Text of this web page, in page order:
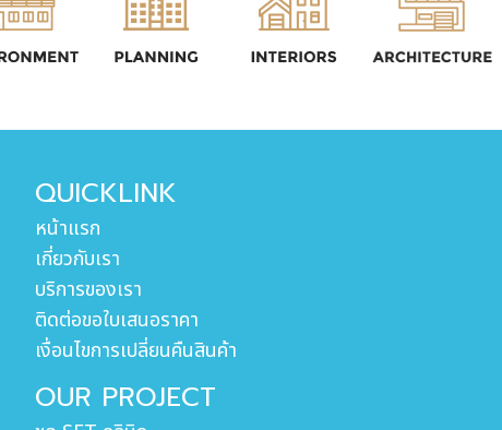
QUICKLINK
หน้าแรก
เกี่ยวกับเรา
บริการของเรา
ติดต่อขอใบเสนอราคา
เงื่อนไขการเปลี่ยนคืนสินค้า
OUR PROJECT